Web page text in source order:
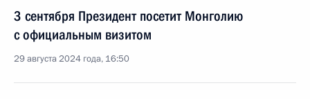
3 сентября Президент посетит Монголию
с официальным визитом
29 августа 2024 года, 16:50